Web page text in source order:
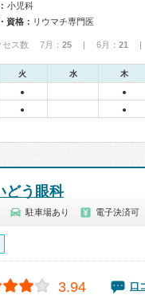
小児科
資格： リウマチ専門医
セス数 7月： 25 | 6月： 21 |
火 水 木
● ●
● ●
どう眼科
駐車場あり 電子決済可
3.94 口